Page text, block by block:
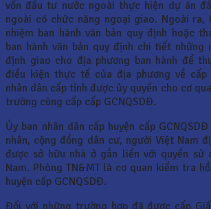
vốn đầu tư nước ngoài thực hiện dự án
ngoài có chức năng ngoại giao. Ngoài ra,
nhiệm ban hành văn bản quy định hoặc
ban hành văn bản quy định chi tiết những
định giao cho địa phương ban hành để
điều kiện thực tế của địa phương về cấp
nhân dân cấp tỉnh được ủy quyền cho cơ
trường cùng cấp cấp GCNQSDĐ.
Ủy ban nhân dân cấp huyện cấp
nhân, cộng đồng dân cư, người Việt Nam
được sở hữu nhà ở gắn liền với quyền
Nam. Phòng TN&MT là cơ quan kiểm tra
huyện cấp GCNQSDĐ.